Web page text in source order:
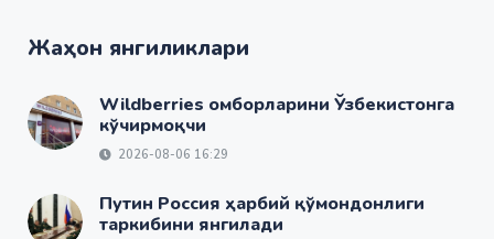
Жаҳон янгиликлари
Wildberries омборларини Ўзбекистонга
кўчирмоқчи
2026-08-06 16:29
Путин Россия ҳарбий қўмондонлиги
таркибини янгилади